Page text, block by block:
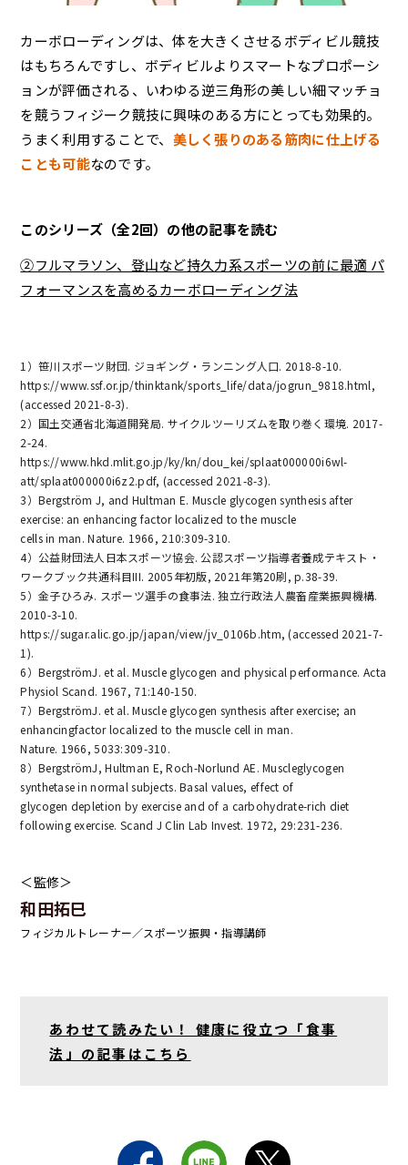
カーボローディングは、体を大きくさせるボディビル競技
はもちろんですし、ボディビルよりスマートなプロポーシ
ョンが評価される、いわゆる逆三角形の美しい細マッチョ
を競うフィジーク競技に興味のある方にとっても効果的。
うまく利用することで、 美しく張りのある筋肉に仕上げる
ことも可能なのです。
このシリーズ（全2回）の他の記事を読む
②フルマラソン、登山など持久力系スポーツの前に最適 パ
フォーマンスを高めるカーボローディング法
1）笹川スポーツ財団. ジョギング・ランニング人口. 2018-8-10.
https://www.ssf.or.jp/thinktank/sports_life/data/jogrun_9818.html,
(accessed 2021-8-3).
2）国土交通省北海道開発局. サイクルツーリズムを取り巻く環境. 2017-
2-24.
https://www.hkd.mlit.go.jp/ky/kn/dou_kei/splaat000000i6wl-
att/splaat000000i6z2.pdf, (accessed 2021-8-3).
3）Bergström J, and Hultman E. Muscle glycogen synthesis after
exercise: an enhancing factor localized to the muscle
cells in man. Nature. 1966, 210:309-310.
4）公益財団法人日本スポーツ協会. 公認スポーツ指導者養成テキスト・
ワークブック共通科目III. 2005年初版, 2021年第20刷, p.38-39.
5）金子ひろみ. スポーツ選手の食事法. 独立行政法人農畜産業振興機構.
2010-3-10.
https://sugar.alic.go.jp/japan/view/jv_0106b.htm, (accessed 2021-7-
1).
6）BergströmJ. et al. Muscle glycogen and physical performance. Acta
Physiol Scand. 1967, 71:140-150.
7）BergströmJ. et al. Muscle glycogen synthesis after exercise; an
enhancingfactor localized to the muscle cell in man.
Nature. 1966, 5033:309-310.
8）BergströmJ, Hultman E, Roch-Norlund AE. Muscleglycogen
synthetase in normal subjects. Basal values, effect of
glycogen depletion by exercise and of a carbohydrate-rich diet
following exercise. Scand J Clin Lab Invest. 1972, 29:231-236.
＜監修＞
和田拓巳
フィジカルトレーナー／スポーツ振興・指導講師
あわせて読みたい！ 健康に役立つ「食事
法」の記事はこちら